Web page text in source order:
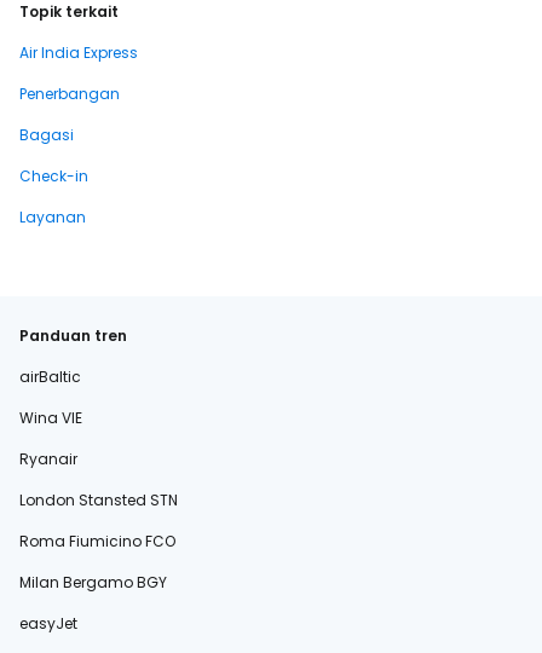
Topik terkait
Air India Express
Penerbangan
Bagasi
Check-in
Layanan
Panduan tren
airBaltic
Wina VIE
Ryanair
London Stansted STN
Roma Fiumicino FCO
Milan Bergamo BGY
easyJet